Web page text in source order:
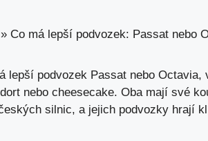
» Co má lepší podvozek: Passat nebo
lepší podvozek Passat nebo
nebo cheesecake. Oba mají své
silnic, a jejich podvozky hrají